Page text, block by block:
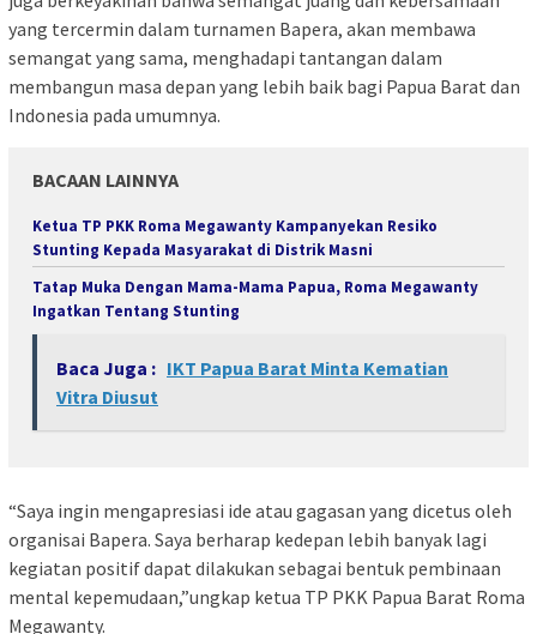
yang tercermin dalam turnamen Bapera, akan membawa
semangat yang sama, menghadapi tantangan dalam
membangun masa depan yang lebih baik bagi Papua Barat dan
Indonesia pada umumnya.
BACAAN LAINNYA
Ketua TP PKK Roma Megawanty Kampanyekan Resiko
Stunting Kepada Masyarakat di Distrik Masni
Tatap Muka Dengan Mama-Mama Papua, Roma Megawanty
Ingatkan Tentang Stunting
Baca Juga : IKT Papua Barat Minta Kematian
Vitra Diusut
“Saya ingin mengapresiasi ide atau gagasan yang dicetus oleh
organisai Bapera. Saya berharap kedepan lebih banyak lagi
kegiatan positif dapat dilakukan sebagai bentuk pembinaan
mental kepemudaan,”ungkap ketua TP PKK Papua Barat Roma
Megawanty.